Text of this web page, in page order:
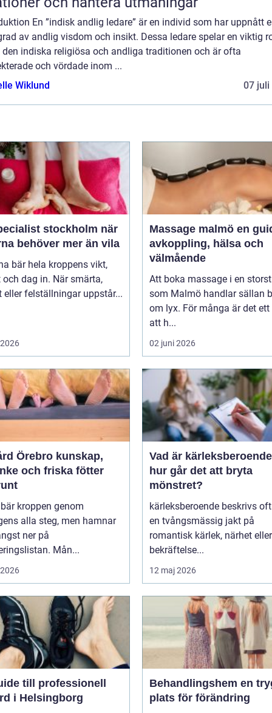
En ”indisk andlig ledare” är en individ som har uppnått
av andlig visdom och insikt. Dessa ledare spelar en viktig
indiska religiösa och andliga traditionen och är ofta
och vördade inom ...
Wiklund
07 juli
stockholm när
behöver mer än vila
bär hela kroppens vikt,
och dag in. När smärta,
eller felställningar uppstår...
Massage malmö en guide till
avkoppling, hälsa och
välmående
Att boka massage i en
som Malmö handlar sällan
om lyx. För många är det
att h...
02 juni 2026
kunskap,
och friska fötter
kroppen genom
alla steg, men hamnar
ner på
Mån...
Vad är kärleksberoende
hur går det att bryta
mönstret?
kärleksberoende beskrivs
en tvångsmässig jakt på
romantisk kärlek, närhet eller
bekräftelse...
12 maj 2026
till professionell
i Helsingborg
Behandlingshem en trygg
plats för förändring